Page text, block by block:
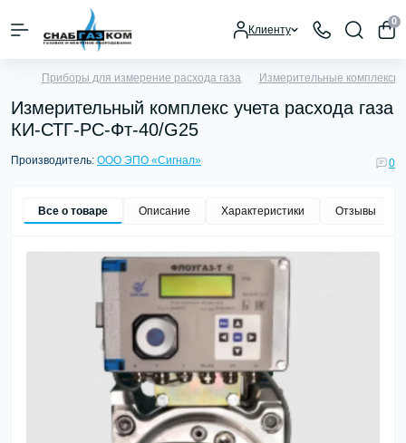
Клиенту
0
Приборы для измерение расхода газа Измерительные комплексы
Измерительный комплекс учета расхода газа
КИ-СТГ-РС-Фт-40/G25
Производитель: ООО ЭПО «Сигнал» 0
Все о товаре Описание Характеристики Отзывы